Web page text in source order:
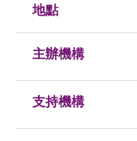
地點
主辦機構
支持機構